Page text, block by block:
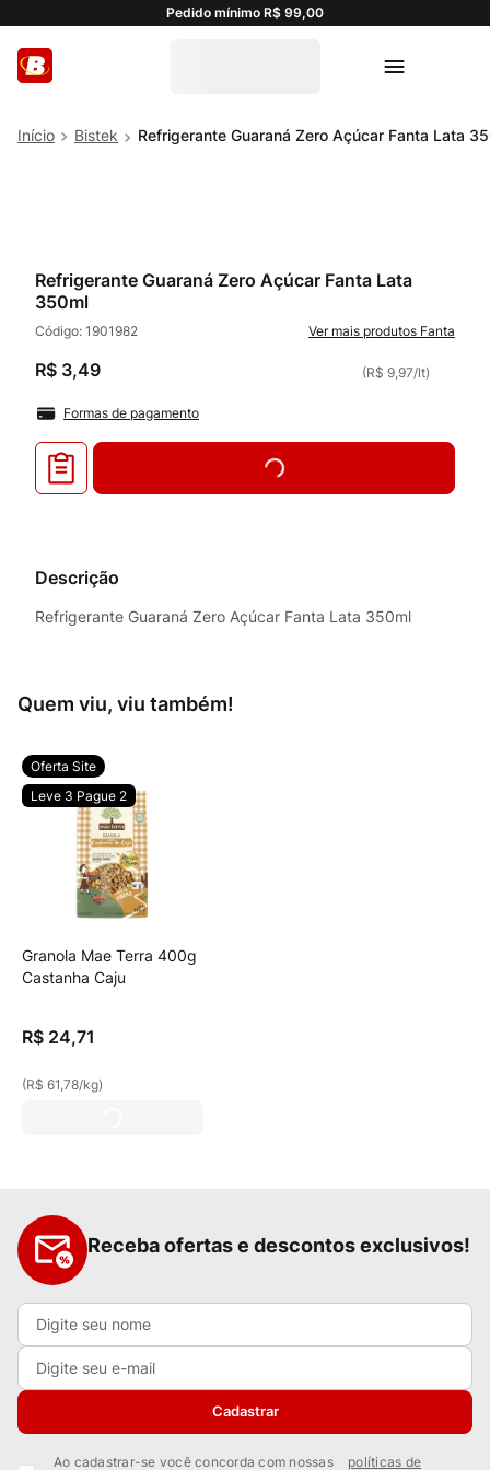
Pedido mínimo R$ 99,00
Bistek Refrigerante Guaraná Zero Açúcar Fanta Lata
Refrigerante Guaraná Zero Açúcar Fanta Lata
350ml
Código: 1901982 Fanta
R$ 3,49 (R$ 9,97/lt)
Formas de pagamento
Descrição
Refrigerante Guaraná Zero Açúcar Fanta Lata 350ml
Quem viu, viu também!
Oferta Site
Leve 3 Pague 2
Granola Mae Terra 400g
Castanha Caju
R$ 24,71
(R$ 61,78/kg)
Receba ofertas e descontos exclusivos!
Cadastrar
Ao cadastrar-se você concorda com nossas
políticas de